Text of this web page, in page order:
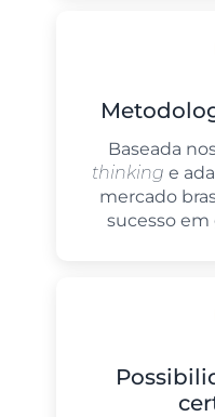
Baseada
thinking e
mercado
sucesso em